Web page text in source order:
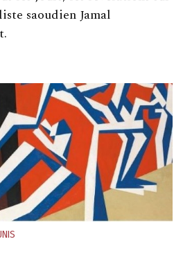
saoudien Jamal